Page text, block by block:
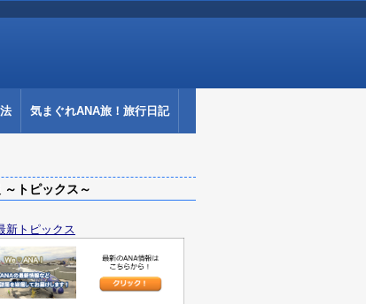
気まぐれANA旅！旅行日記
トピックス～
新トピックス